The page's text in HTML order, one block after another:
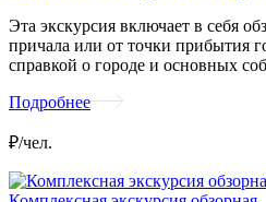
Эта экскурсия включает в себя
причала или от точки прибытия
справкой о городе и основных
Подробнее
₽/чел.